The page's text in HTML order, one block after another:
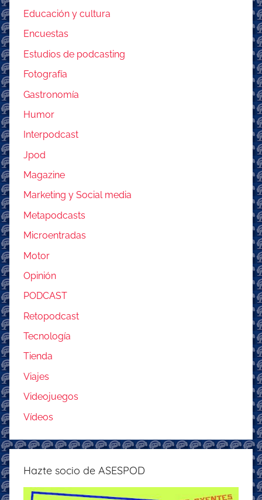
Educación y cultura
Encuestas
Estudios de podcasting
Fotografía
Gastronomía
Humor
Interpodcast
Jpod
Magazine
Marketing y Social media
Metapodcasts
Microentradas
Motor
Opinión
PODCAST
Retopodcast
Tecnología
Tienda
Viajes
Videojuegos
Vídeos
Hazte socio de ASESPOD